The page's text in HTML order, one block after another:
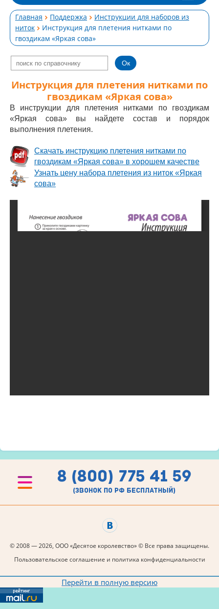
Главная Поддержка
Инструкции для наборов из
ниток
Инструкция для плетения нитками по
гвоздикам «Яркая сова»
Инструкция для плетения нитками по
гвоздикам «Яркая сова»
В инструкции для плетения нитками по гвоздикам
«Яркая сова» вы найдете состав и порядок
выполнения плетения.
Скачать инструкцию плетения нитками по
гвоздикам «Яркая сова» в хорошем качестве
Узнать цену набора плетения из ниток «Яркая
сова»
8 (800) 775 41 59
(звонок по рф бесплатный)
© 2008 — 2026, ООО «Десятое королевство» © Все права защищены.
Пользовательское соглашение и политика конфиденциальности
Перейти в полную версию